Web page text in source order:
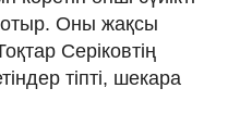
отыр. Оны жақсы
Серіковтің
тіпті, шекара